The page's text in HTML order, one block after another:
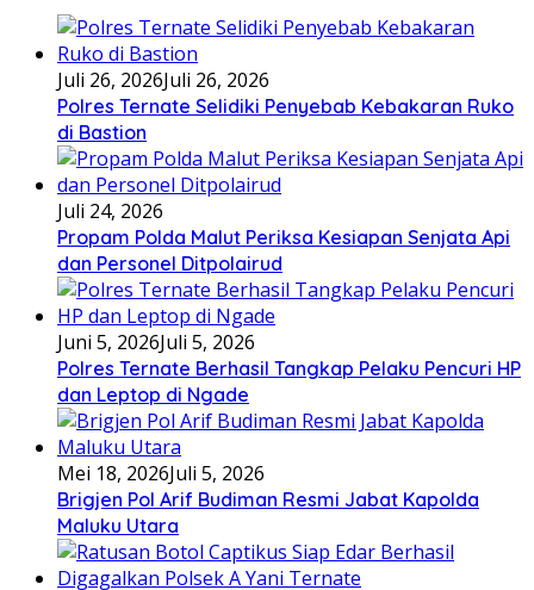
Juli 26, 2026Juli 26, 2026
Polres Ternate Selidiki Penyebab Kebakaran Ruko
di Bastion
Juli 24, 2026
Propam Polda Malut Periksa Kesiapan Senjata Api
dan Personel Ditpolairud
Juni 5, 2026Juli 5, 2026
Polres Ternate Berhasil Tangkap Pelaku Pencuri HP
dan Leptop di Ngade
Mei 18, 2026Juli 5, 2026
Brigjen Pol Arif Budiman Resmi Jabat Kapolda
Maluku Utara